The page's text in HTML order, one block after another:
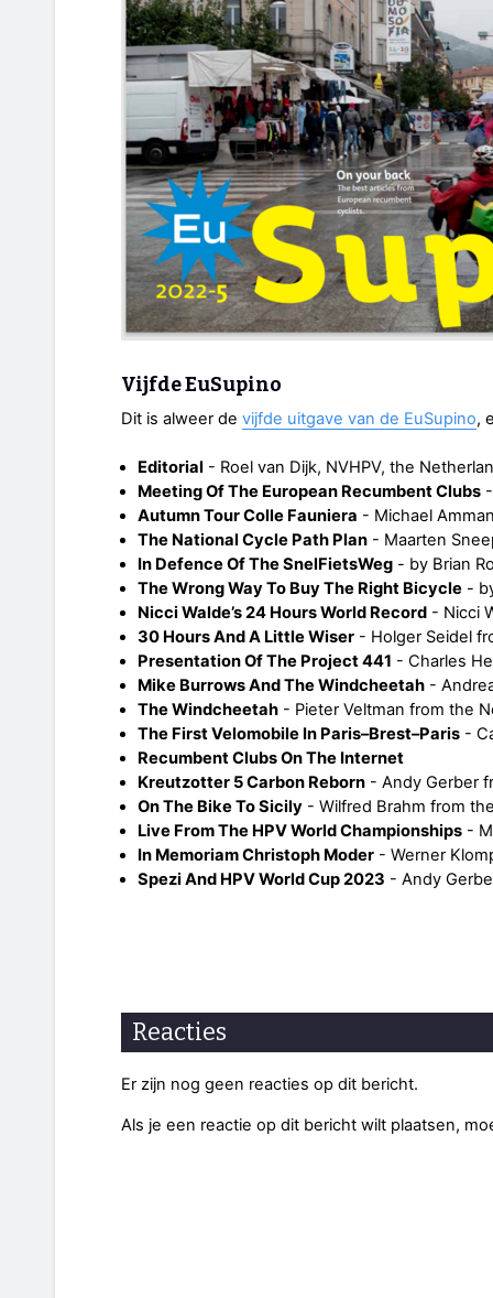
Vijfde EuSupino
Dit is alweer de vijfde uitgave van de EuSupino,
Editorial - Roel van Dijk, NVHPV, the
Meeting Of The European Recumbent Clubs-
Autumn Tour Colle Fauniera - Michael
The National Cycle Path Plan- Maarten
In Defence Of The SnelFietsWeg- by Brian
The Wrong Way To Buy The Right Bicycle-
Nicci Walde’s 24 Hours World Record- Nicci
30 Hours And A Little Wiser- Holger Seidel
Presentation Of The Project 441 - Charles
Mike Burrows And The Windcheetah-
The Windcheetah- Pieter Veltman from the
The First Velomobile In Paris–Brest–Paris-
Recumbent Clubs On The Internet
Kreutzotter 5 Carbon Reborn- Andy Gerber
On The Bike To Sicily- Wilfred Brahm from
Live From The HPV World Championships-
In Memoriam Christoph Moder- Werner
Spezi And HPV World Cup 2023 - Andy
Reacties
Er zijn nog geen reacties op dit bericht.
Als je een reactie op dit bericht wilt plaatsen,